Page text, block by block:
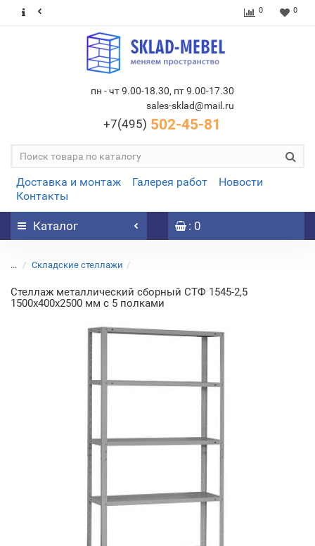
0 0
пн - чт 9.00-18.30, пт 9.00-17.30
sales-sklad@mail.ru
+7(495) 502-45-81
Доставка и монтаж Галерея работ
Новости
Контакты
Каталог : 0
... Складские стеллажи
Стеллаж металлический сборный СТФ 1545-2,5
1500х400х2500 мм с 5 полками